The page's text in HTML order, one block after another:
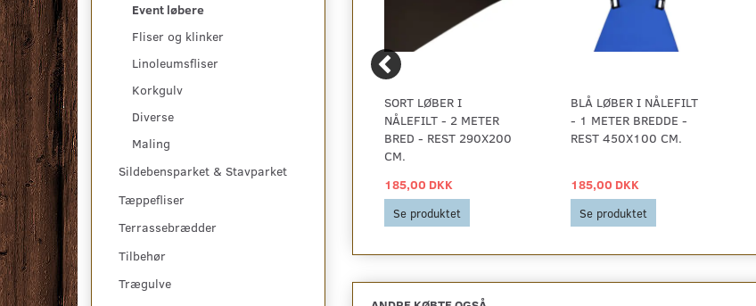
Event løbere
Fliser og klinker
Linoleumsfliser
Korkgulv
Diverse
Maling
Sildebensparket & Stavparket
Tæppefliser
Terrassebrædder
Tilbehør
Trægulve
RØD LØBER I NÅLEFILT
- REST 475X100 CM
125,00 DKK
Se produktet
SORT LØBER I
NÅLEFILT - 2 METER
BRED - REST 290X200
CM.
185,00 DKK
Se produktet
BLÅ LØBER I NÅLEFILT
- 1 METER BREDDE -
REST 450X100 CM.
185,00 DKK
Se produktet